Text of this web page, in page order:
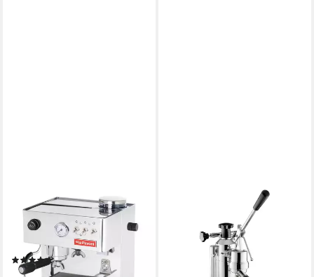
LA PAVONI
Siebträgermaschine New
Domus bar
Siebträgermaschine Edelstahl
(1)
688,85 € UVP799,00 €
Siebträgermaschine
Europiccola Lusso
712,95 €
leider ausverkauft